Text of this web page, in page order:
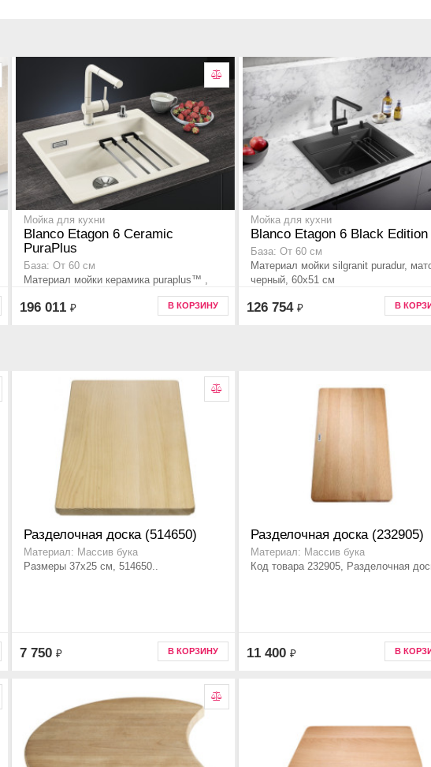
Мойка для кухни
Blanco Etagon 6 Ceramic
PuraPlus
База: От 60 см
Материал мойки керамика puraplus™ ,
196 011 ₽ В КОРЗИНУ
Мойка для кухни
Blanco Etagon 6 Black Edition
База: От 60 см
Материал мойки silgranit puradur,
черный, 60x51 см
126 754 ₽ В
Разделочная доска (514650)
Материал: Массив бука
Размеры 37x25 см, 514650..
7 750 ₽ В КОРЗИНУ
Разделочная доска (232905)
Материал: Массив бука
Код товара 232905, Разделочная
11 400 ₽ В